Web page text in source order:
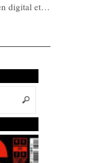
digital et…